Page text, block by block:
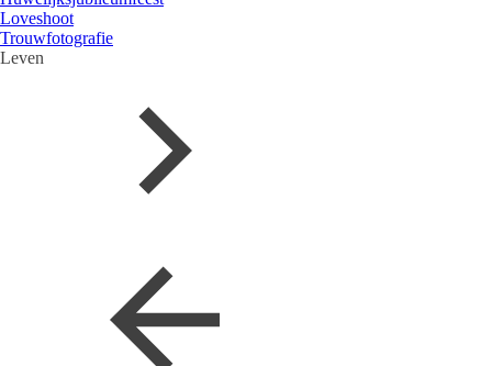
Loveshoot
Trouwfotografie
Leven